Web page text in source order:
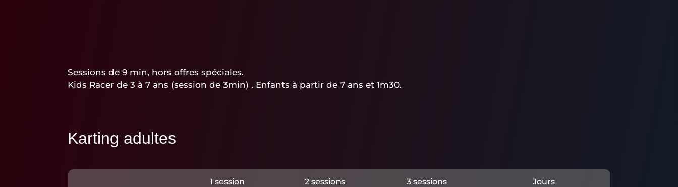
Sessions de 9 min, hors offres spéciales.
Kids Racer de 3 à 7 ans (session de 3min) . Enfants à partir de 7 ans et 1m30.
Karting adultes
1 session 2 sessions 3 sessions Jours